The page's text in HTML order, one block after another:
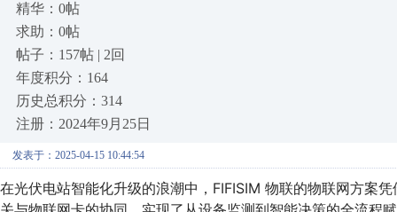
精华：0帖
求助：0帖
帖子：157帖 | 2回
年度积分：164
历史总积分：314
注册：2024年9月25日
发表于：2025-04-15 10:44:54
在光伏电站智能化升级的浪潮中，FIFISIM 物联的物联网方案